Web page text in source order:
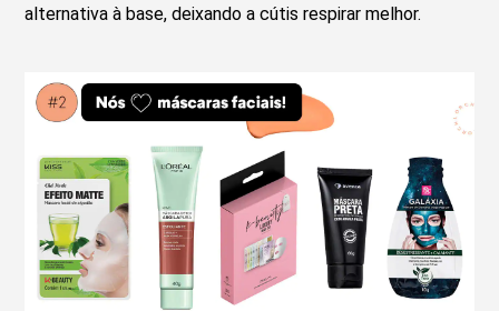
alternativa à base, deixando a cútis respirar melhor.